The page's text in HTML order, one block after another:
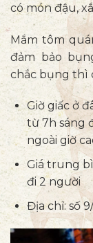
có món đậu,
Mắm tôm
đảm bảo
chắc bụng thì
Giờ giấc ở
từ 7h sáng
ngoài giờ
Giá trung
đi 2 người
Địa chỉ: số